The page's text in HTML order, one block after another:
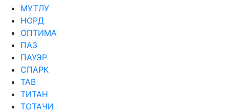
МУТЛУ
НОРД
ОПТИМА
ПАЗ
ПАУЭР
СПАРК
ТАВ
ТИТАН
ТОТАЧИ